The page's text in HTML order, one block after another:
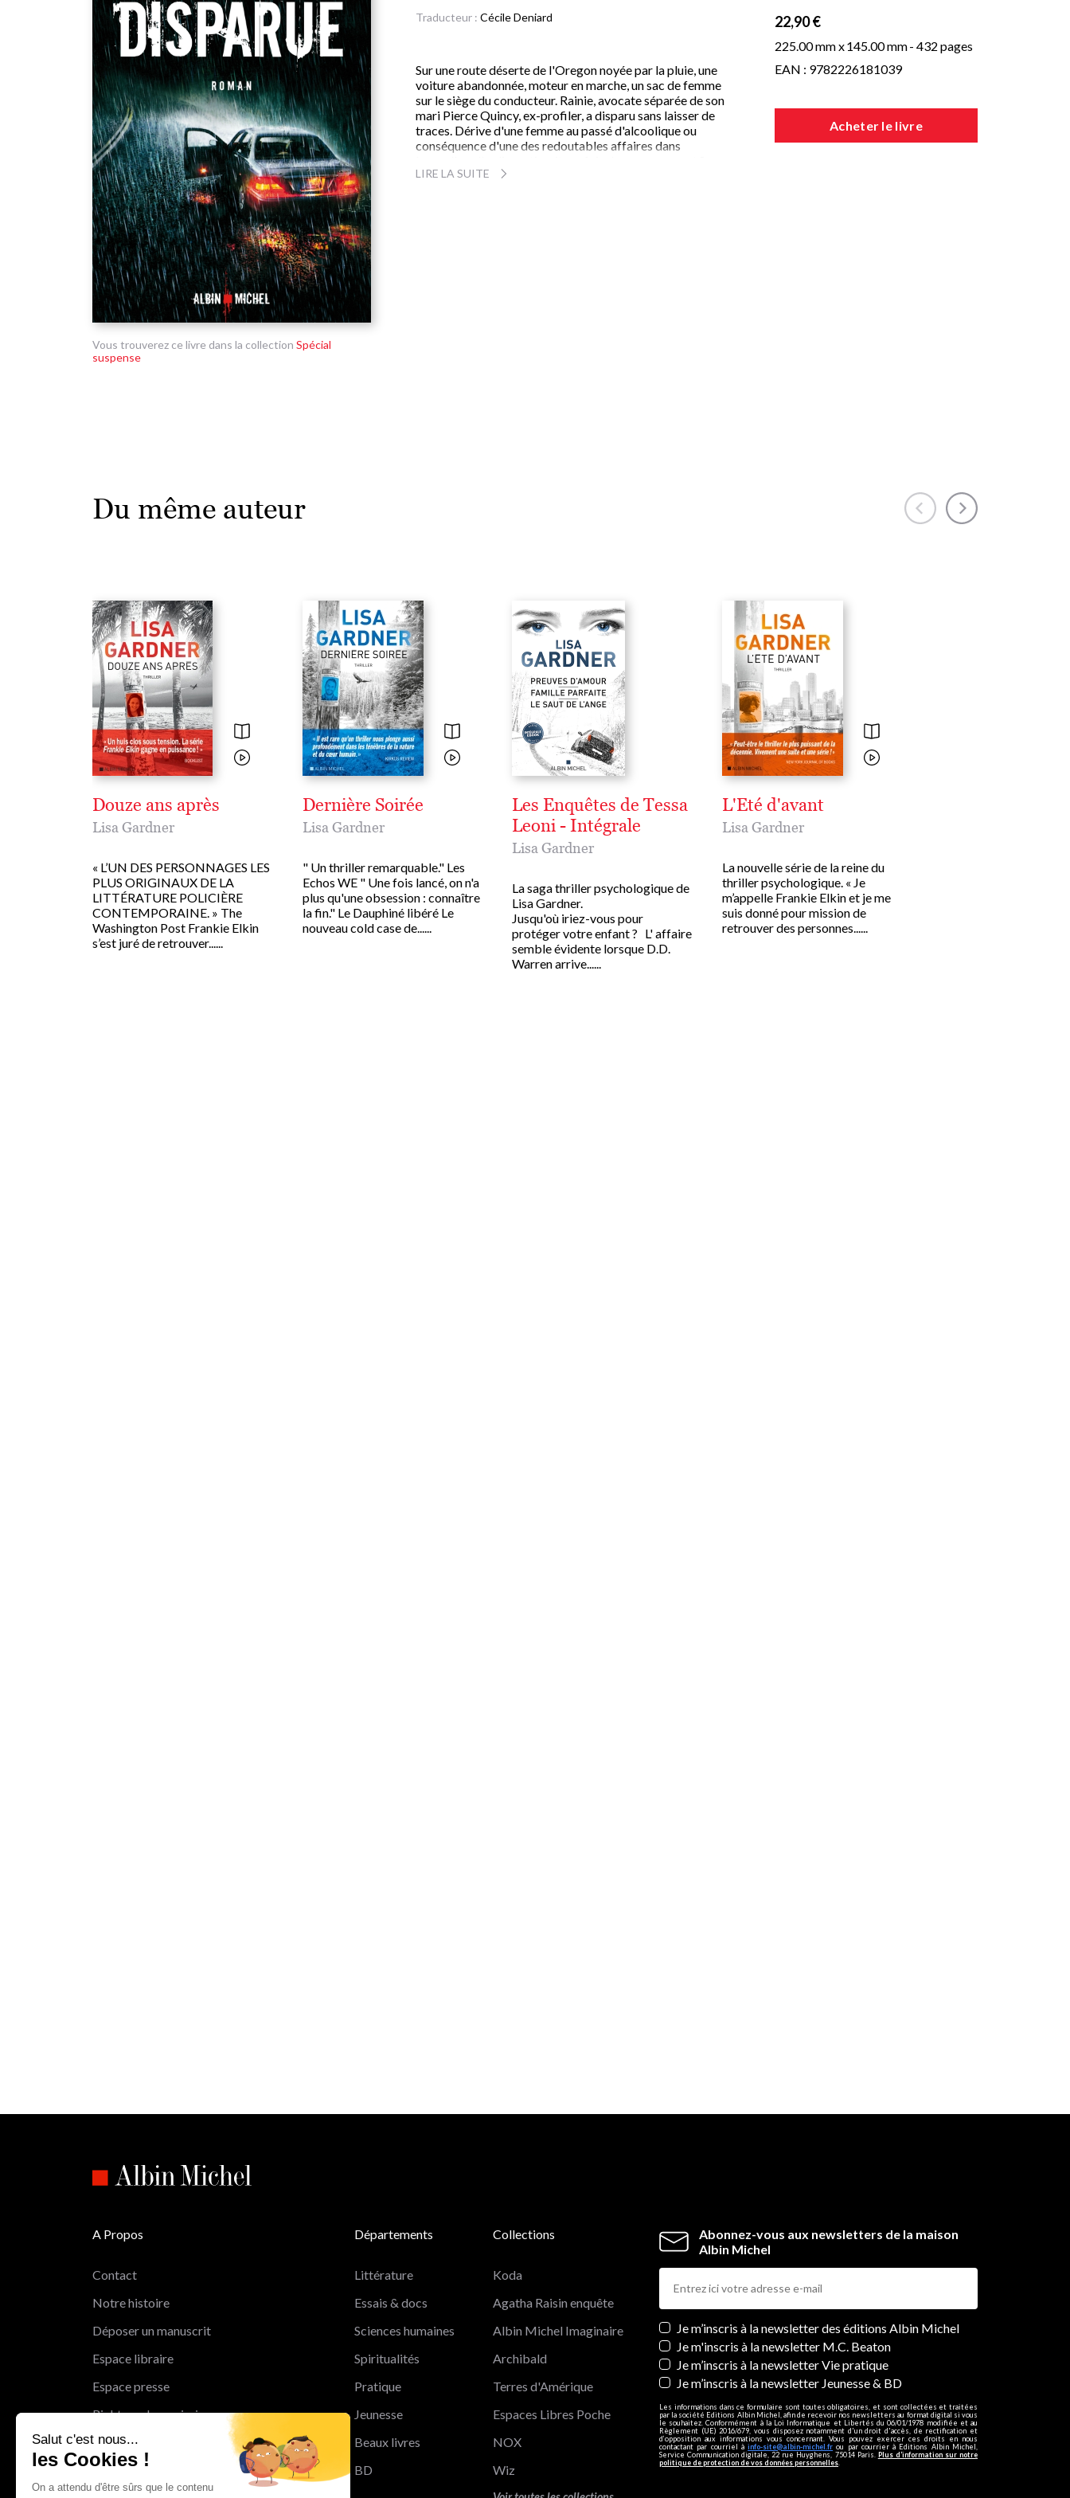
Salut c'est nous...
les Cookies !
On a attendu d'être sûrs que le contenu
Vous trouverez ce livre dans la collection Spécial
suspense
Traducteur : Cécile Deniard
Sur une route déserte de l'Oregon noyée par la pluie, une
voiture abandonnée, moteur en marche, un sac de femme
sur le siège du conducteur. Rainie, avocate séparée de son
mari Pierce Quincy, ex-profiler, a disparu sans laisser de
traces. Dérive d'une femme au passé d'alcoolique ou
conséquence d'une des redoutables affaires dans
Un homme sait ce qui s'est passé cette nuit-là. Et lorsqu'il
LIRE LA SUITE
22,90 €
225.00 mm x145.00 mm- 432 pages
EAN : 9782226181039
Acheter le livre
Du même auteur
Douze ans après
Lisa Gardner
« L’UN DES PERSONNAGES LES
PLUS ORIGINAUX DE LA
LITTÉRATURE POLICIÈRE
CONTEMPORAINE. » The
Washington Post Frankie Elkin
s’est juré de retrouver......
Dernière Soirée
Lisa Gardner
" Un thriller remarquable." Les
Echos WE " Une fois lancé, on n'a
plus qu'une obsession : connaître
la fin." Le Dauphiné libéré Le
nouveau cold case de......
Les Enquêtes de Tessa
Leoni - Intégrale
Lisa Gardner
La saga thriller psychologique de
Lisa Gardner.
Jusqu'où iriez-vous pour
protéger votre enfant ? L' affaire
semble évidente lorsque D.D.
Warren arrive......
L'Eté d'avant
Lisa Gardner
La nouvelle série de la reine du
thriller psychologique. « Je
m’appelle Frankie Elkin et je me
suis donné pour mission de
retrouver des personnes......
Abonnez-vous aux newsletters de la maison
Albin Michel
Newsletters
Je m’inscris à la newsletter des éditions Albin Michel
Je m'inscris à la newsletter M.C. Beaton
Je m’inscris à la newsletter Vie pratique
Je m’inscris à la newsletter Jeunesse & BD
Les informations dans ce formulaire sont toutes obligatoires, et sont collectées et traitées
par la société Editions Albin Michel, afin de recevoir nos newsletters au format digital si vous
le souhaitez. Conformément à la Loi Informatique et Libertés du 06/01/1978 modifiée et au
Règlement (UE) 2016/679, vous disposez notamment d'un droit d'accès, de rectification et
d’opposition aux informations vous concernant. Vous pouvez exercer ces droits en nous
contactant par courriel àinfo-site@albin-michel.fr ou par courrier à Editions Albin Michel,
Service Communication digitale, 22 rue Huyghens, 75014 Paris. Plus d’information sur notre
politique de protection de vos données personnelles
A Propos
Contact
Notre histoire
Déposer un manuscrit
Espace libraire
Espace presse
Rights and permissions
Mentions légales
Cookies
Départements
Littérature
Essais & docs
Sciences humaines
Spiritualités
Pratique
Jeunesse
Beaux livres
BD
Collections
Koda
Agatha Raisin enquête
Albin Michel Imaginaire
Archibald
Terres d'Amérique
Espaces Libres Poche
NOX
Wiz